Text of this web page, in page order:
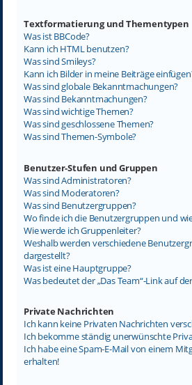
Textformatierung und Thementypen
Was ist BBCode?
Kann ich HTML benutzen?
Was sind Smileys?
Kann ich Bilder in meine Beiträge
Was sind globale Bekanntmachungen?
Was sind Bekanntmachungen?
Was sind wichtige Themen?
Was sind geschlossene Themen?
Was sind Themen-Symbole?
Benutzer-Stufen und Gruppen
Was sind Administratoren?
Was sind Moderatoren?
Was sind Benutzergruppen?
Wo finde ich die Benutzergruppen und
Wie werde ich Gruppenleiter?
Weshalb werden verschiedene
dargestellt?
Was ist eine Hauptgruppe?
Was bedeutet der „Das Team“-Link auf
Private Nachrichten
Ich kann keine Privaten Nachrichten
Ich bekomme ständig unerwünschte
Ich habe eine Spam-E-Mail von einem
erhalten!